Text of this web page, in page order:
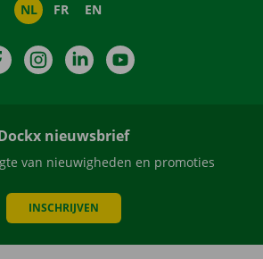
NL FR EN
FacebookInstagramLinkedIn
nieuwsbrief
van nieuwigheden en promoties
INSCHRIJVEN